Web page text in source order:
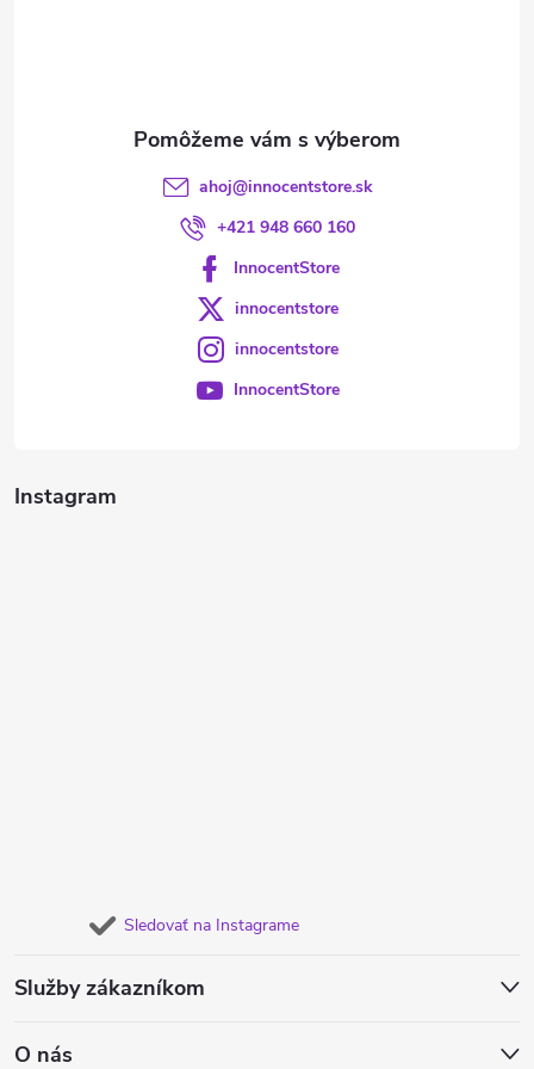
Instagram
Sledovať na Instagrame
Služby zákazníkom
O nás
ahoj@innocentstore.sk
+421 948 660 160
InnocentStore
innocentstore
innocentstore
InnocentStore